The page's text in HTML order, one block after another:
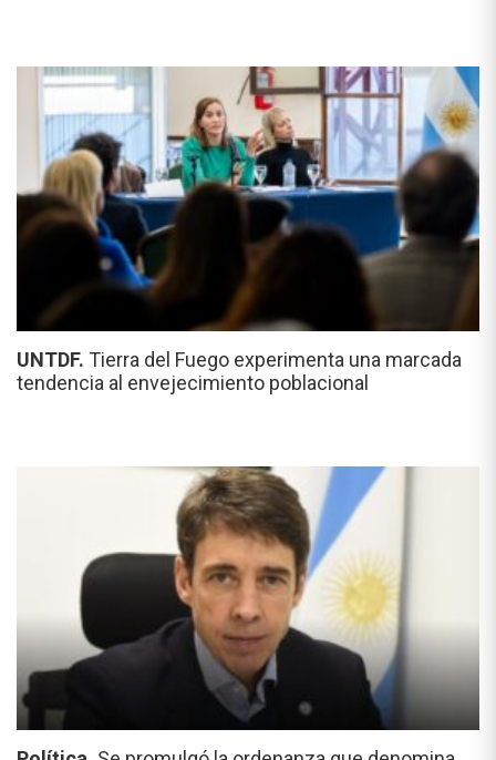
UNTDF. Tierra del Fuego experimenta una marcada
tendencia al envejecimiento poblacional